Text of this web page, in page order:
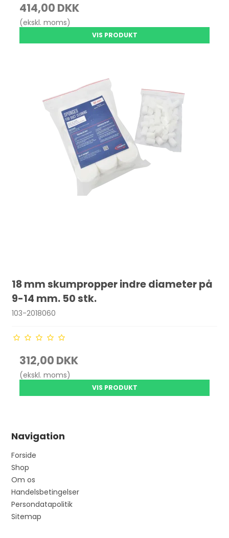
414,00 DKK
(ekskl. moms)
VIS PRODUKT
18 mm skumpropper indre diameter på
9-14 mm. 50 stk.
103-2018060
312,00 DKK
(ekskl. moms)
VIS PRODUKT
Navigation
Forside
Shop
Om os
Handelsbetingelser
Persondatapolitik
Sitemap